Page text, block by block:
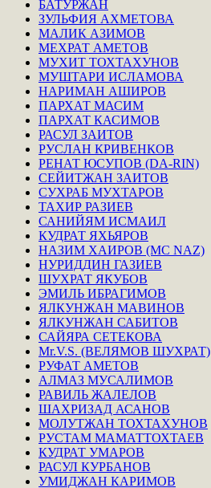
БАТУРЖАН
ЗУЛЬФИЯ АХМЕТОВА
МАЛИК АЗИМОВ
МЕХРАТ АМЕТОВ
МУХИТ ТОХТАХУНОВ
МУШТАРИ ИСЛАМОВА
НАРИМАН АШИРОВ
ПАРХАТ МАСИМ
ПАРХАТ КАСИМОВ
РАСУЛ ЗАИТОВ
РУСЛАН КРИВЕНКОВ
РЕНАТ ЮСУПОВ (DA-RIN)
СЕЙИТЖАН ЗАИТОВ
СУХРАБ МУХТАРОВ
ТАХИР РАЗИЕВ
САНИЙЯМ ИСМАИЛ
КУДРАТ ЯХЬЯРОВ
НАЗИМ ХАИРОВ (MC NAZ)
НУРИДДИН ГАЗИЕВ
ШУХРАТ ЯКУБОВ
ЭМИЛЬ ИБРАГИМОВ
ЯЛКУНЖАН МАВИНОВ
ЯЛКУНЖАН САБИТОВ
САЙЯРА СЕТЕКОВА
Mr.V.S. (ВЕЛЯМОВ ШУХРАТ)
РУФАТ АМЕТОВ
АЛМАЗ МУСАЛИМОВ
РАВИЛЬ ЖАЛЕЛОВ
ШАХРИЗАД АСАНОВ
МОЛУТЖАН ТОХТАХУНОВ
РУСТАМ МАМАТТОХТАЕВ
КУДРАТ УМАРОВ
РАСУЛ КУРБАНОВ
УМИДЖАН КАРИМОВ